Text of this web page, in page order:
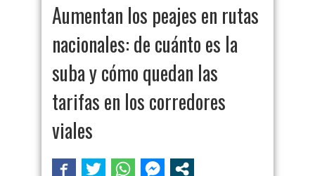
Aumentan los peajes en rutas
nacionales: de cuánto es la
suba y cómo quedan las
tarifas en los corredores
viales